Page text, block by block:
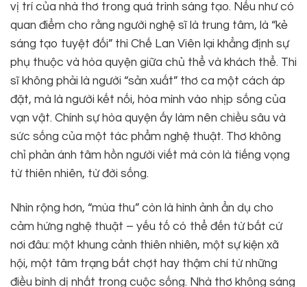
vị trí của nhà thơ trong quá trình sáng tạo. Nếu như có
quan điểm cho rằng người nghệ sĩ là trung tâm, là “kẻ
sáng tạo tuyệt đối” thì Chế Lan Viên lại khẳng định sự
phụ thuộc và hòa quyện giữa chủ thể và khách thể. Thi
sĩ không phải là người “sản xuất” thơ ca một cách áp
đặt, mà là người kết nối, hòa mình vào nhịp sống của
vạn vật. Chính sự hòa quyện ấy làm nên chiều sâu và
sức sống của một tác phẩm nghệ thuật. Thơ không
chỉ phản ánh tâm hồn người viết mà còn là tiếng vọng
từ thiên nhiên, từ đời sống.
Nhìn rộng hơn, “mùa thu” còn là hình ảnh ẩn dụ cho
cảm hứng nghệ thuật – yếu tố có thể đến từ bất cứ
nơi đâu: một khung cảnh thiên nhiên, một sự kiện xã
hội, một tâm trạng bất chợt hay thậm chí từ những
điều bình dị nhất trong cuộc sống. Nhà thơ không sáng